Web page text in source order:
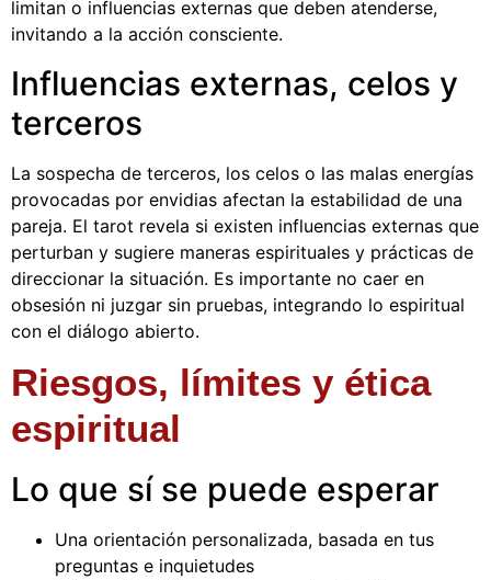
limitan o influencias externas que deben atenderse,
invitando a la acción consciente.
Influencias externas, celos y
terceros
La sospecha de terceros, los celos o las malas energías
provocadas por envidias afectan la estabilidad de una
pareja. El tarot revela si existen influencias externas que
perturban y sugiere maneras espirituales y prácticas de
direccionar la situación. Es importante no caer en
obsesión ni juzgar sin pruebas, integrando lo espiritual
con el diálogo abierto.
Riesgos, límites y ética
espiritual
Lo que sí se puede esperar
Una orientación personalizada, basada en tus
preguntas e inquietudes